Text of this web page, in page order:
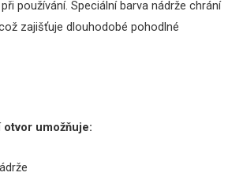
používání. Speciální barva nádrže chrání
zajišťuje dlouhodobé pohodlné
umožňuje: